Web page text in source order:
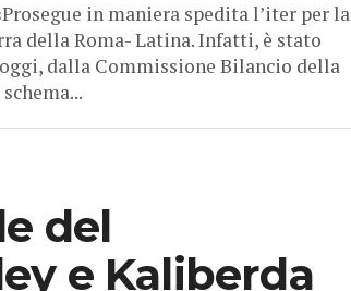
in maniera spedita l’iter per la
della Roma- Latina. Infatti, è stato
dalla Commissione Bilancio della
del
e Kaliberda